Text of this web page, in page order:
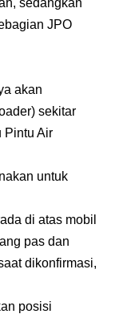
JPO
akan
sekitar
Pintu Air
untuk
di atas mobil
pas dan
dikonfirmasi,
posisi